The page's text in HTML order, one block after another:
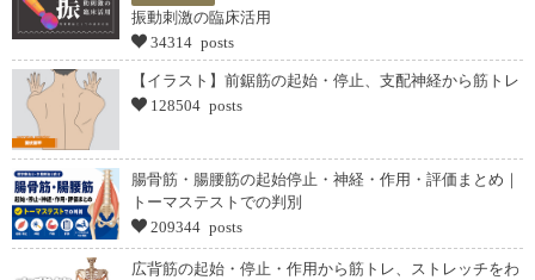
振動刺激の臨床活用
34314 posts
【イラスト】前鋸筋の起始・停止、支配神経から筋トレ
128504 posts
腸骨筋・腸腰筋の起始停止・神経・作用・評価まとめ｜
トーマステストでの判別
209344 posts
広背筋の起始・停止・作用から筋トレ、ストレッチをわ